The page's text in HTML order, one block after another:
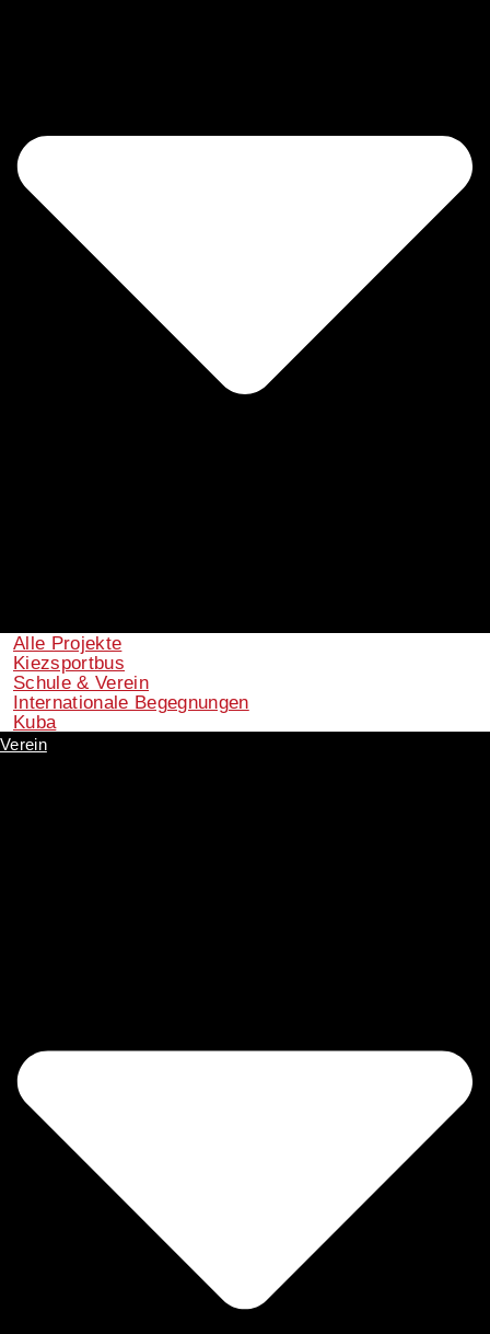
Alle Projekte
Kiezsportbus
Schule & Verein
Internationale Begegnungen
Kuba
Verein